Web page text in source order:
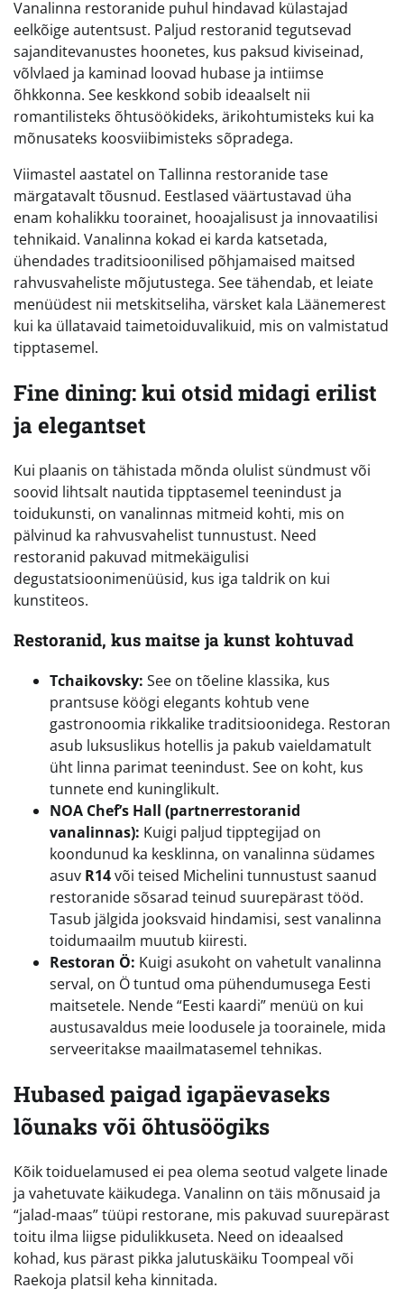
Vanalinna restoranide puhul hindavad külastajad
eelkõige autentsust. Paljud restoranid tegutsevad
sajanditevanustes hoonetes, kus paksud kiviseinad,
võlvlaed ja kaminad loovad hubase ja intiimse
õhkkonna. See keskkond sobib ideaalselt nii
romantilisteks õhtusöökideks, ärikohtumisteks kui ka
mõnusateks koosviibimisteks sõpradega.
Viimastel aastatel on Tallinna restoranide tase
märgatavalt tõusnud. Eestlased väärtustavad üha
enam kohalikku toorainet, hooajalisust ja innovaatilisi
tehnikaid. Vanalinna kokad ei karda katsetada,
ühendades traditsioonilised põhjamaised maitsed
rahvusvaheliste mõjutustega. See tähendab, et leiate
menüüdest nii metskitseliha, värsket kala Läänemerest
kui ka üllatavaid taimetoiduvalikuid, mis on valmistatud
tipptasemel.
Fine dining: kui otsid midagi erilist
ja elegantset
Kui plaanis on tähistada mõnda olulist sündmust või
soovid lihtsalt nautida tipptasemel teenindust ja
toidukunsti, on vanalinnas mitmeid kohti, mis on
pälvinud ka rahvusvahelist tunnustust. Need
restoranid pakuvad mitmekäigulisi
degustatsioonimenüüsid, kus iga taldrik on kui
kunstiteos.
Restoranid, kus maitse ja kunst kohtuvad
Tchaikovsky: See on tõeline klassika, kus
prantsuse köögi elegants kohtub vene
gastronoomia rikkalike traditsioonidega. Restoran
asub luksuslikus hotellis ja pakub vaieldamatult
üht linna parimat teenindust. See on koht, kus
tunnete end kuninglikult.
NOA Chef’s Hall (partnerrestoranid
vanalinnas): Kuigi paljud tipptegijad on
koondunud ka kesklinna, on vanalinna südames
asuv R14või teised Michelini tunnustust saanud
restoranide sõsarad teinud suurepärast tööd.
Tasub jälgida jooksvaid hindamisi, sest vanalinna
toidumaailm muutub kiiresti.
Restoran Ö: Kuigi asukoht on vahetult vanalinna
serval, on Ö tuntud oma pühendumusega Eesti
maitsetele. Nende “Eesti kaardi” menüü on kui
austusavaldus meie loodusele ja toorainele, mida
serveeritakse maailmatasemel tehnikas.
Hubased paigad igapäevaseks
lõunaks või õhtusöögiks
Kõik toiduelamused ei pea olema seotud valgete linade
ja vahetuvate käikudega. Vanalinn on täis mõnusaid ja
“jalad-maas” tüüpi restorane, mis pakuvad suurepärast
toitu ilma liigse pidulikkuseta. Need on ideaalsed
kohad, kus pärast pikka jalutuskäiku Toompeal või
Raekoja platsil keha kinnitada.